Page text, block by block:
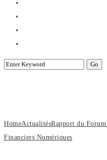
HomeActualitésRapport du
Financiers Numériques